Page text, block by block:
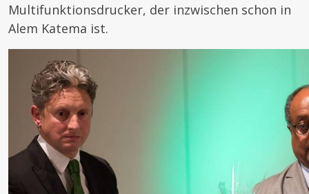
Multifunktionsdrucker, der inzwischen schon in
Alem Katema ist.